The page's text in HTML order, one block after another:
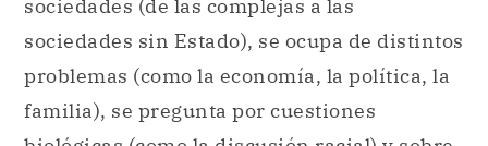
biológicas (como la discusión racial) y sobre
ladiversidad cultural. Los temas que abarca
la antropología son múltiples, desde el
parentesco y organización social de una